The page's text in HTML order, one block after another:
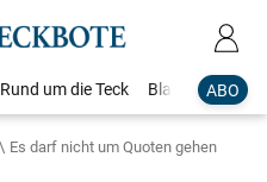
ABO
Rund um die Teck Blaulicht
Es darf nicht um Quoten gehen